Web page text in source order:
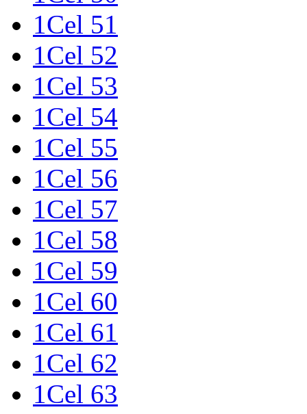
1Cel 51
1Cel 52
1Cel 53
1Cel 54
1Cel 55
1Cel 56
1Cel 57
1Cel 58
1Cel 59
1Cel 60
1Cel 61
1Cel 62
1Cel 63